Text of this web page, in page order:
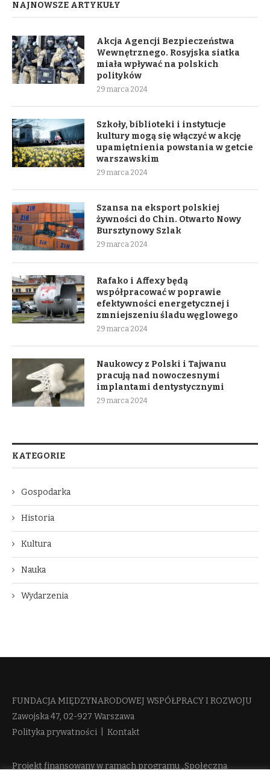
NAJNOWSZE ARTYKUŁY
Akcja Agencji Bezpieczeństwa
Wewnętrznego. Rosyjska siatka
miała wpływać na polskich
polityków
29 marca 2024
Szkoły, biblioteki i instytucje
kultury mogą się włączyć w akcję
upamiętnienia powstania w getcie
warszawskim
29 marca 2024
Szansa na eksport polskiej
żywności do Chin. Otwarto Nowy
Bursztynowy Szlak
29 marca 2024
Rafako i Affexy będą
współpracować w poprawie
efektywności energetycznej i
zmniejszeniu śladu węglowego
29 marca 2024
Naukowcy z Polski i Tajwanu
pracują nad nowoczesnymi
implantami dentystycznymi
29 marca 2024
KATEGORIE
Gospodarka
Historia
Kultura
Nauka
Wydarzenia
FUNDACJA MIĘDZYNARODOWEJ WSPÓŁPRACY I ROZWOJU​
Zawojska 47, 02-927 Warszawa
Polityka prywatności
Kontakt
Projekt finansowany w ramach programu „Społeczna